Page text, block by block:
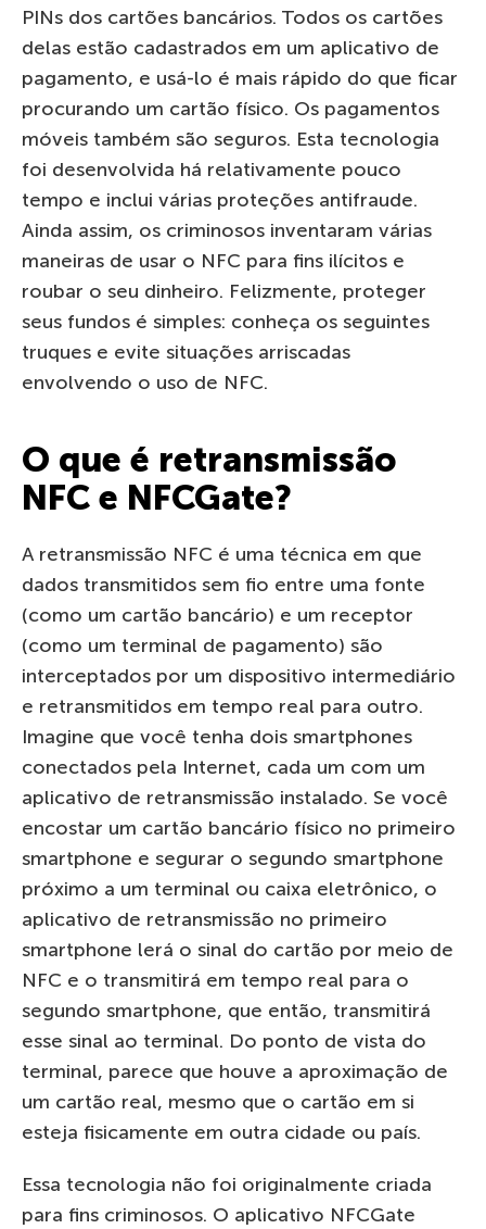
PINs dos cartões bancários. Todos os cartões
delas estão cadastrados em um aplicativo de
pagamento, e usá-lo é mais rápido do que ficar
procurando um cartão físico. Os pagamentos
móveis também são seguros. Esta tecnologia
foi desenvolvida há relativamente pouco
tempo e inclui várias proteções antifraude.
Ainda assim, os criminosos inventaram várias
maneiras de usar o NFC para fins ilícitos e
roubar o seu dinheiro. Felizmente, proteger
seus fundos é simples: conheça os seguintes
truques e evite situações arriscadas
envolvendo o uso de NFC.
O que é retransmissão
NFC e NFCGate?
A retransmissão NFC é uma técnica em que
dados transmitidos sem fio entre uma fonte
(como um cartão bancário) e um receptor
(como um terminal de pagamento) são
interceptados por um dispositivo intermediário
e retransmitidos em tempo real para outro.
Imagine que você tenha dois smartphones
conectados pela Internet, cada um com um
aplicativo de retransmissão instalado. Se você
encostar um cartão bancário físico no primeiro
smartphone e segurar o segundo smartphone
próximo a um terminal ou caixa eletrônico, o
aplicativo de retransmissão no primeiro
smartphone lerá o sinal do cartão por meio de
NFC e o transmitirá em tempo real para o
segundo smartphone, que então, transmitirá
esse sinal ao terminal. Do ponto de vista do
terminal, parece que houve a aproximação de
um cartão real, mesmo que o cartão em si
esteja fisicamente em outra cidade ou país.
Essa tecnologia não foi originalmente criada
para fins criminosos. O aplicativo NFCGate